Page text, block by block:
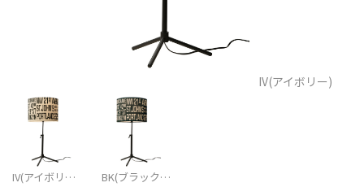
IV(アイボリー)
IV(アイボリ… BK(ブラック…